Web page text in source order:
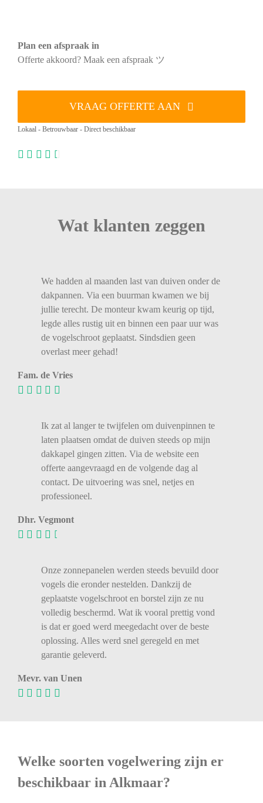
Plan een afspraak in
Offerte akkoord? Maak een afspraak ツ
VRAAG OFFERTE AAN
Lokaal - Betrouwbaar - Direct beschikbaar
Wat klanten zeggen
We hadden al maanden last van duiven onder de
dakpannen. Via een buurman kwamen we bij
jullie terecht. De monteur kwam keurig op tijd,
legde alles rustig uit en binnen een paar uur was
de vogelschroot geplaatst. Sindsdien geen
overlast meer gehad!
Fam. de Vries
Ik zat al langer te twijfelen om duivenpinnen te
laten plaatsen omdat de duiven steeds op mijn
dakkapel gingen zitten. Via de website een
offerte aangevraagd en de volgende dag al
contact. De uitvoering was snel, netjes en
professioneel.
Dhr. Vegmont
Onze zonnepanelen werden steeds bevuild door
vogels die eronder nestelden. Dankzij de
geplaatste vogelschroot en borstel zijn ze nu
volledig beschermd. Wat ik vooral prettig vond
is dat er goed werd meegedacht over de beste
oplossing. Alles werd snel geregeld en met
garantie geleverd.
Mevr. van Unen
Welke soorten vogelwering zijn er
beschikbaar in Alkmaar?